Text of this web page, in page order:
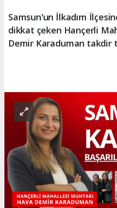
Samsun'un İlkadım
dikkat çeken Hançerli
Demir Karaduman takdir